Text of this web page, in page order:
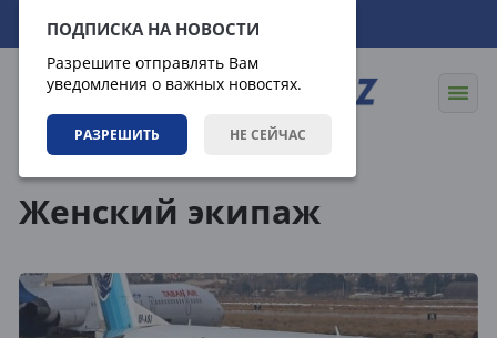
ПОДПИСКА НА НОВОСТИ
Разрешите отправлять Вам
уведомления о важных новостях.
РАЗРЕШИТЬ НЕ СЕЙЧАС
09.08.2026 20:49:44
Женский экипаж